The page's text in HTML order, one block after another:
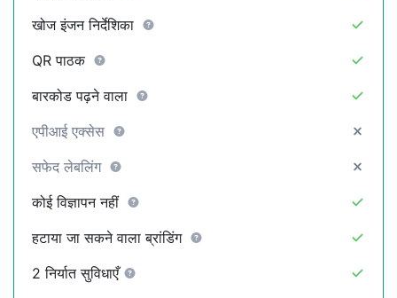
खोज इंजन निर्देशिका
QR पाठक
बारकोड पढ़ने वाला
एपीआई एक्सेस
सफेद लेबलिंग
कोई विज्ञापन नहीं
हटाया जा सकने वाला ब्रांडिंग
2 निर्यात सुविधाएँ